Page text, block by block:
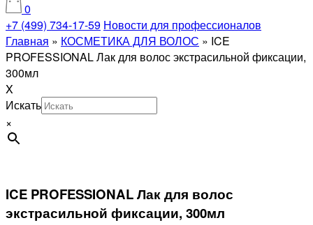
0
+7 (499) 734-17-59 Новости для профессионалов
Главная » КОСМЕТИКА ДЛЯ ВОЛОС » ICE
PROFESSIONAL Лак для волос экстрасильной фиксации,
300мл
X
Искать
×
ICE PROFESSIONAL Лак для волос
экстрасильной фиксации, 300мл